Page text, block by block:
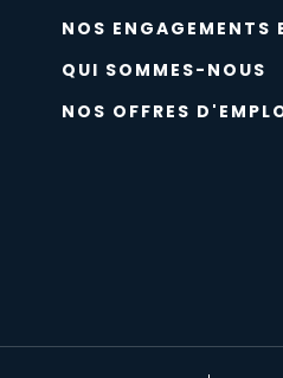
NOS ENGAGEMENTS
QUI SOMMES-NOUS
NOS OFFRES